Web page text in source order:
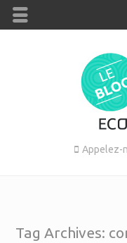
Appelez-
Tag Archives: